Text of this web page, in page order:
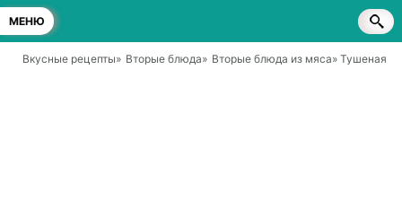
МЕНЮ
Вкусные рецепты» Вторые блюда» Вторые блюда из мяса» Тушеная